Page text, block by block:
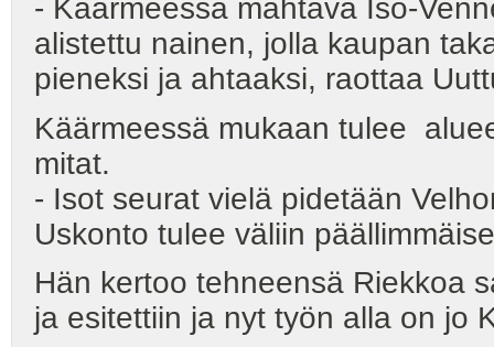
- Käärmeessä mahtava Iso-
alistettu nainen, jolla kaupan
pieneksi ja ahtaaksi, raottaa
Käärmeessä mukaan tulee
mitat.
- Isot seurat vielä pidetään
Uskonto tulee väliin
Hän kertoo tehneensä Riekkoa
ja esitettiin ja nyt työn alla on jo